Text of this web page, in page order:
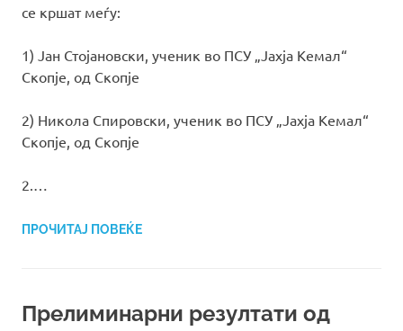
се кршат меѓу:
1) Јан Стојановски, ученик во ПСУ „Јахја Кемал“
Скопје, од Скопје
2) Никола Спировски, ученик во ПСУ „Јахја Кемал“
Скопје, од Скопје
2.…
ПРОЧИТАЈ ПОВЕЌЕ
Прелиминарни резултати од